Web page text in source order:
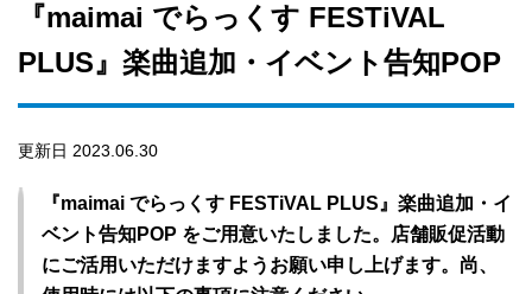
『maimai でらっくす FESTiVAL
PLUS』楽曲追加・イベント告知POP
更新日 2023.06.30
『maimai でらっくす FESTiVAL PLUS』楽曲追加・イ
ベント告知POP をご用意いたしました。店舗販促活動
にご活用いただけますようお願い申し上げます。尚、